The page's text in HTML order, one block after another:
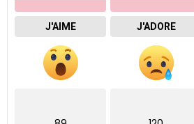
J'AIME J'ADORE